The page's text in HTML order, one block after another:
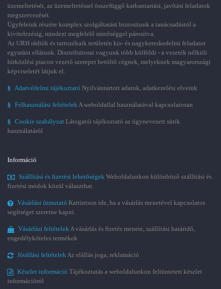
üzemeltetését, az üzemeltetéssel összefüggő karbantartási, javítási feladatok
megszervezését.
Ügyfeleink részére komplex szolgáltatást biztosítunk a tanácsadástól a
kivitelezésig, mindezt megfelelő minőséggel párosítva.
Az URH rádiók és tartozékaik területén kis- és nagykereskedelmi feladatot
egyaránt ellátunk. Disztribútorai vagyunk több külföldi - a vezeték nélküli
hírközlési piacon vezető szerepet betöltő cégnek, melyeknek magyarországi
képviseletét látjuk el.
§ Adatvédelmi tájékoztató Nyilvántartott adatok, adatkezelési elveink
§ Felhasználási feltételekA weboldallal használatával kapcsolatosan
§ Cookie szabályzat Látogatói tájékoztató az úgynevezett sütik
használatáról
Információ
Szállítási és fizetési lehetőségek Weboldalunkon különböző szállítási és
fizetési módok közül választhat.
Vásárlási útmutató Kattintson ide, ha a vásárlás menetével kapcsolatos
segítséget szeretne kapni.
Vásárlási feltételekA vásárlás és fizetés menete, szállítási határidő,
engedélyköteles termékek
Jótállási feltételekAz elállás joga, reklamáció
Készlet információ Tájékoztatás a weboldalunkon feltüntetett készlet
információról